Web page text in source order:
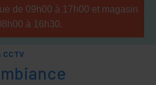
de 09h00 à 17h00 et magasin
à 16h30.